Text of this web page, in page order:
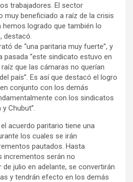
trabajadores. El sector
muy beneficiado a raíz de la crisis
hemos logrado que también lo
destacó.
de “una paritaria muy fuerte”, y
pasada “este sindicato estuvo en
que las cámaras no querían
país”. Es así que destacó el logro
conjunto con los demás
con los sindicatos
Chubut”.
acuerdo paritario tiene una
los cuales se irán
pautados. Hasta
incrementos serán no
julio en adelante, se convertirán
y tendrán efecto en los demás